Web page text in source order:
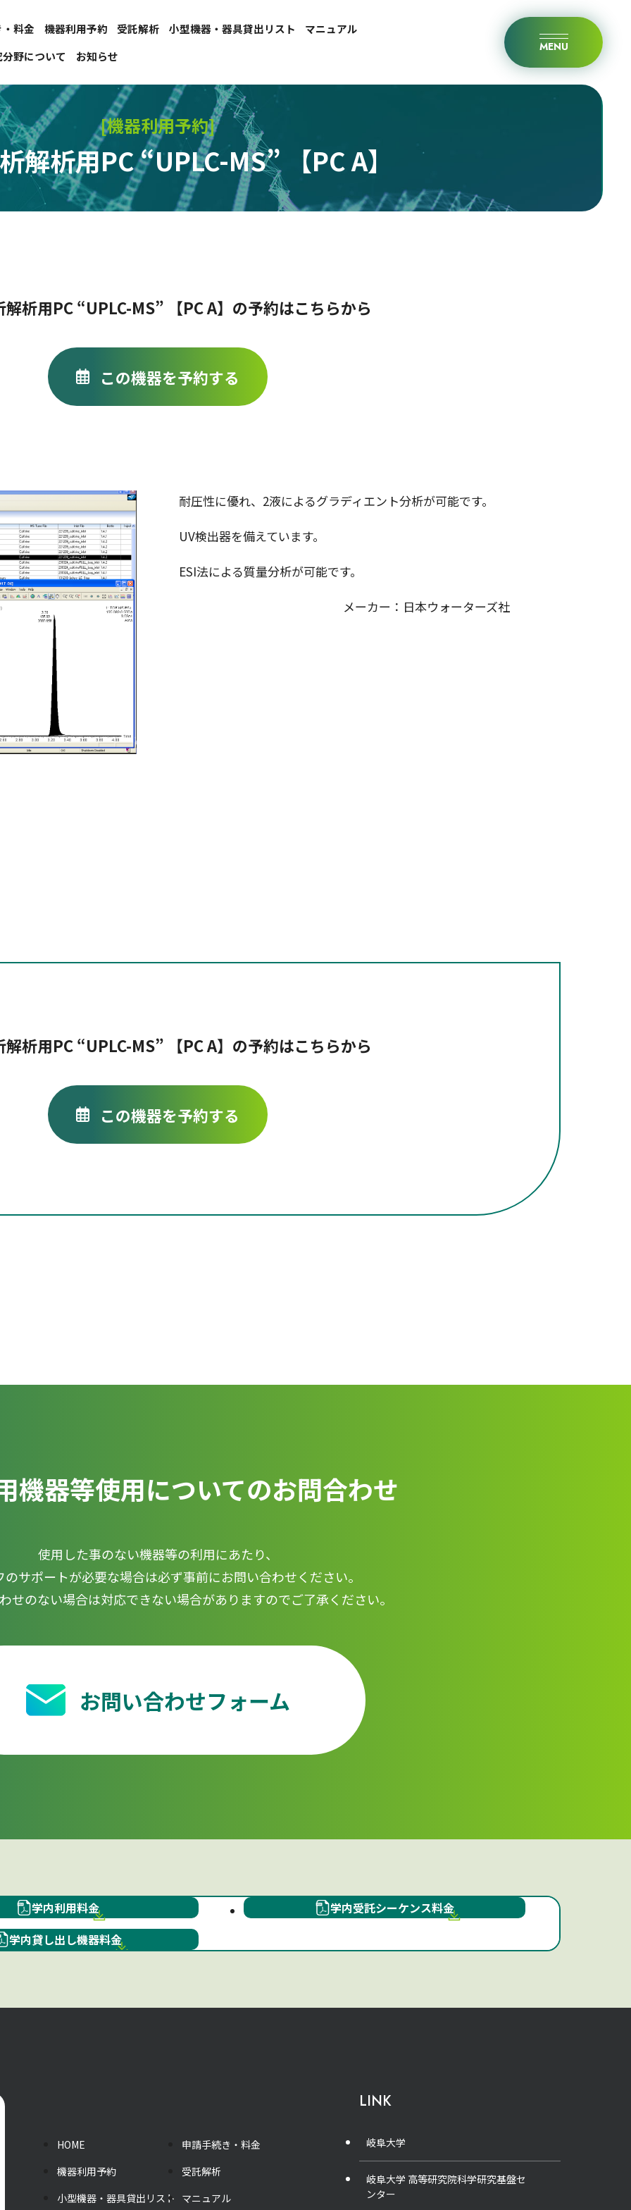
料金 機器利用予約 受託解析 小型機器・器具貸出リスト
マニュアル
野について
お知らせ
MENU
[機器利用予約]
解析用PC “UPLC-MS” 【PC A】
析用PC “UPLC-MS” 【PC A】の予約はこちらから
この機器を予約する
耐圧性に優れ、2液によるグラディエント分析が可能です。
UV検出器を備えています。
ESI法による質量分析が可能です。
メーカー： 日本ウォーターズ社
析用PC “UPLC-MS” 【PC A】の予約はこちらから
この機器を予約する
機器等使用についてのお問合わせ
使用した事のない機器等の利用にあたり、
のサポートが必要な場合は必ず事前にお問い合わせください。
せのない場合は対応できない場合がありますのでご了承ください。
お問い合わせフォーム
学内利⽤料⾦
学内受託シーケンス料⾦
学内貸し出し機器料金
HOME
申請手続き・料金
機器利用予約
受託解析
小型機器・器具貸出リスト マニュアル
LINK
岐阜大学
岐阜大学 高等研究院科学研究基盤セ
ンター